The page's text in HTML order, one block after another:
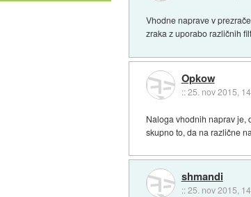
Vhodne naprave v
zraka z uporabo različnih
Opkow
::25. nov 2015,
Naloga vhodnih naprav je,
skupno to, da na različne
shmandi
::25. nov 2015,